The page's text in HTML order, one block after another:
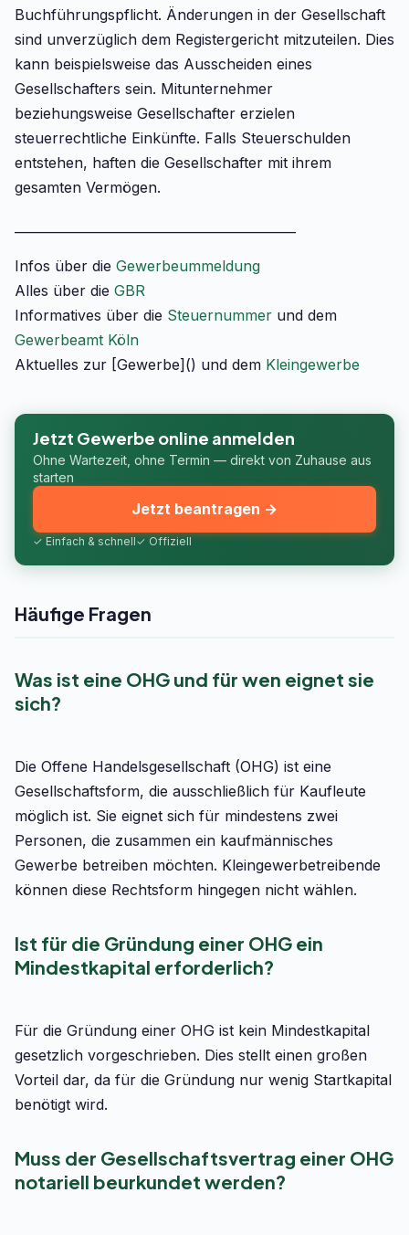
Buchführungspflicht. Änderungen in der Gesellschaft
sind unverzüglich dem Registergericht mitzuteilen. Dies
kann beispielsweise das Ausscheiden eines
Gesellschafters sein. Mitunternehmer
beziehungsweise Gesellschafter erzielen
steuerrechtliche Einkünfte. Falls Steuerschulden
entstehen, haften die Gesellschafter mit ihrem
gesamten Vermögen.
Infos über die Gewerbeummeldung
Alles über die GBR
Informatives über die Steuernummer und dem
Gewerbeamt Köln
Aktuelles zur [Gewerbe]() und dem Kleingewerbe
Jetzt Gewerbe online anmelden
Ohne Wartezeit, ohne Termin — direkt von Zuhause aus
starten
✓ Einfach & schnell✓ Offiziell
Jetzt beantragen →
Häufige Fragen
Was ist eine OHG und für wen eignet sie
sich?
Die Offene Handelsgesellschaft (OHG) ist eine
Gesellschaftsform, die ausschließlich für Kaufleute
möglich ist. Sie eignet sich für mindestens zwei
Personen, die zusammen ein kaufmännisches
Gewerbe betreiben möchten. Kleingewerbetreibende
können diese Rechtsform hingegen nicht wählen.
Ist für die Gründung einer OHG ein
Mindestkapital erforderlich?
Für die Gründung einer OHG ist kein Mindestkapital
gesetzlich vorgeschrieben. Dies stellt einen großen
Vorteil dar, da für die Gründung nur wenig Startkapital
benötigt wird.
Muss der Gesellschaftsvertrag einer OHG
notariell beurkundet werden?